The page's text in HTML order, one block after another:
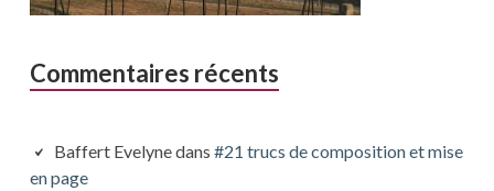
Commentaires récents
Baffert Evelynedans #21 trucs de composition et mise
en page